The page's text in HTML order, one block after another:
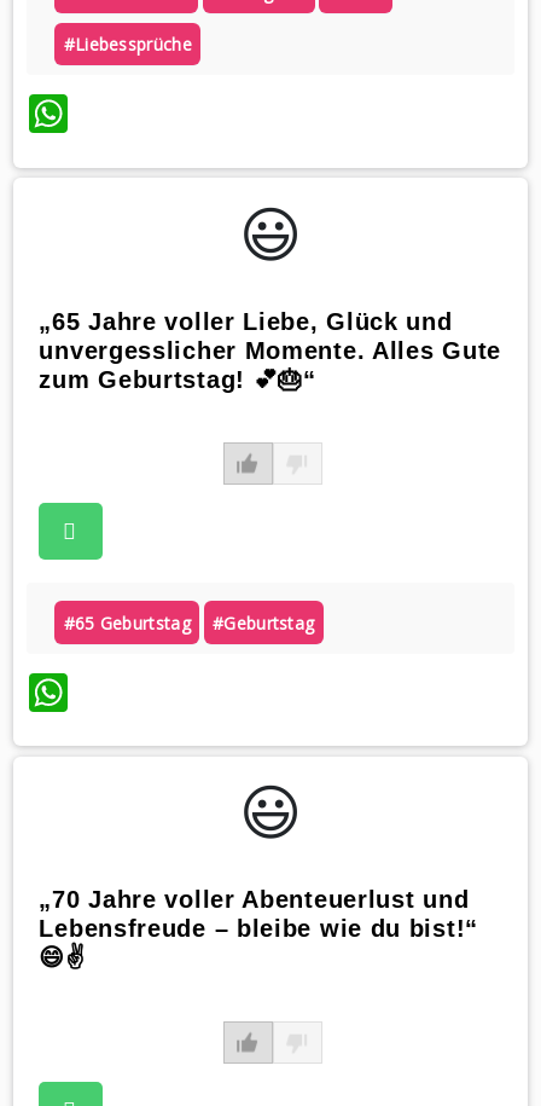
#liebessprüche
WhatsApp
😃️
„65 Jahre voller Liebe, Glück und
unvergesslicher Momente. Alles Gute
zum Geburtstag! 💕🎂“
#65 Geburtstag #geburtstag
WhatsApp
😃️
„70 Jahre voller Abenteuerlust und
Lebensfreude – bleibe wie du bist!“
😄✌️